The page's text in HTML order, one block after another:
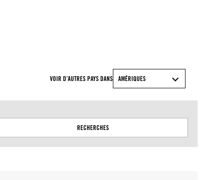
VOIR D’AUTRES PAYS DANS AMÉRIQUES
RECHERCHES